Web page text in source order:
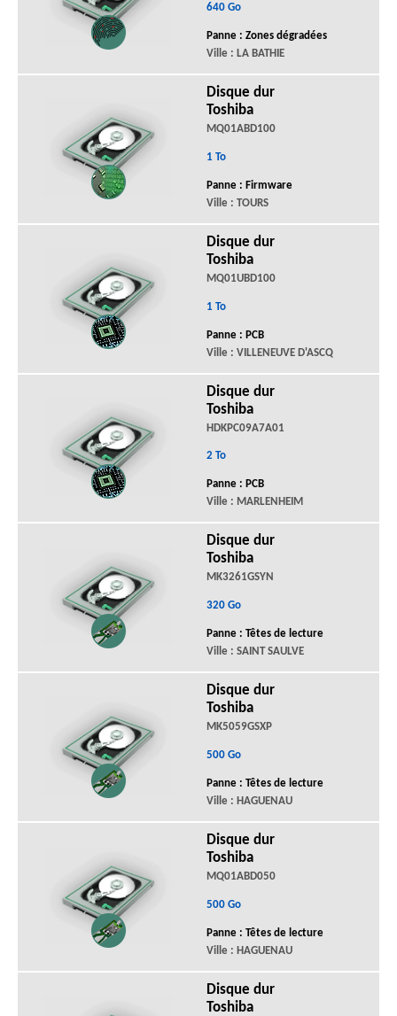
640 Go
Panne : Zones dégradées
Ville : LA BATHIE
Disque dur
Toshiba
MQ01ABD100
1 To
Panne : Firmware
Ville : TOURS
Disque dur
Toshiba
MQ01UBD100
1 To
Panne : PCB
Ville : VILLENEUVE D'ASCQ
Disque dur
Toshiba
HDKPC09A7A01
2 To
Panne : PCB
Ville : MARLENHEIM
Disque dur
Toshiba
MK3261GSYN
320 Go
Panne : Têtes de lecture
Ville : SAINT SAULVE
Disque dur
Toshiba
MK5059GSXP
500 Go
Panne : Têtes de lecture
Ville : HAGUENAU
Disque dur
Toshiba
MQ01ABD050
500 Go
Panne : Têtes de lecture
Ville : HAGUENAU
Disque dur
Toshiba